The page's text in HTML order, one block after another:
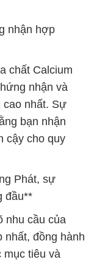
nhận hợp
chất Calcium
nhận và
cao nhất. Sự
bạn nhận
cậy cho quy
Phát, sự
đầu**
nhu cầu của
nhất, đồng hành
tiêu và